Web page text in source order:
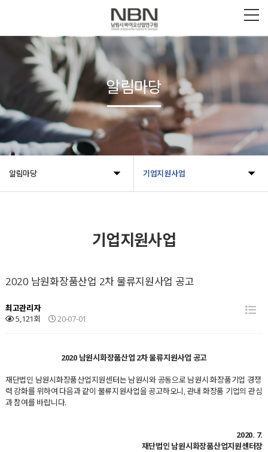
알림마당 기업지원사업
알림마당
기업지원사업
2020 남원화장품산업 2차 물류지원사업 공고
최고관리자
5,121회
20-07-01
2020 남원시화장품산업 2차 물류지원사업 공고
재단법인 남원시화장품산업지원센터는 남원시와 공동으로 남원시 화장품기업 경쟁
력 강화를 위하여 다음과 같이 물류지원사업을 공고하오니,관내 화장품 기업의 관심
과 참여를 바랍니다.
2020. 7.
재단법인 남원시화장품산업지원센터장